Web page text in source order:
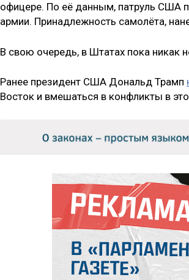
офицере. По её данным, патруль США
армии. Принадлежность самолёта,
В свою очередь, в Штатах пока никак
Ранее президент США Дональд Трамп
Восток и вмешаться в конфликты в